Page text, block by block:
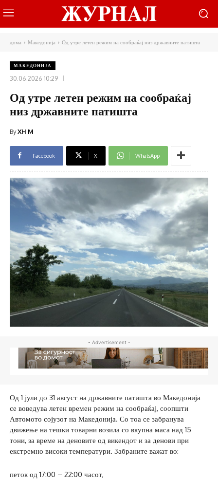
дома Македонија Од утре летен режим на сообраќај низ државните патишта
МАКЕДОНИЈА
30.06.2026 10:29
Од утре летен режим на сообраќај
низ државните патишта
ByXH M
Facebook X WhatsApp
- Advertisement -
Од 1 јули до 31 август на државните патишта во Македонија
се воведува летен времен режим на сообраќај, соопшти
Автомото сојузот на Македонија. Со тоа се забранува
движење на тешки товарни возила со вкупна маса над 15
тони, за време на деновите од викендот и за денови при
екстремно високи температури. Забраните важат во:
петок од 17:00 – 22:00 часот,